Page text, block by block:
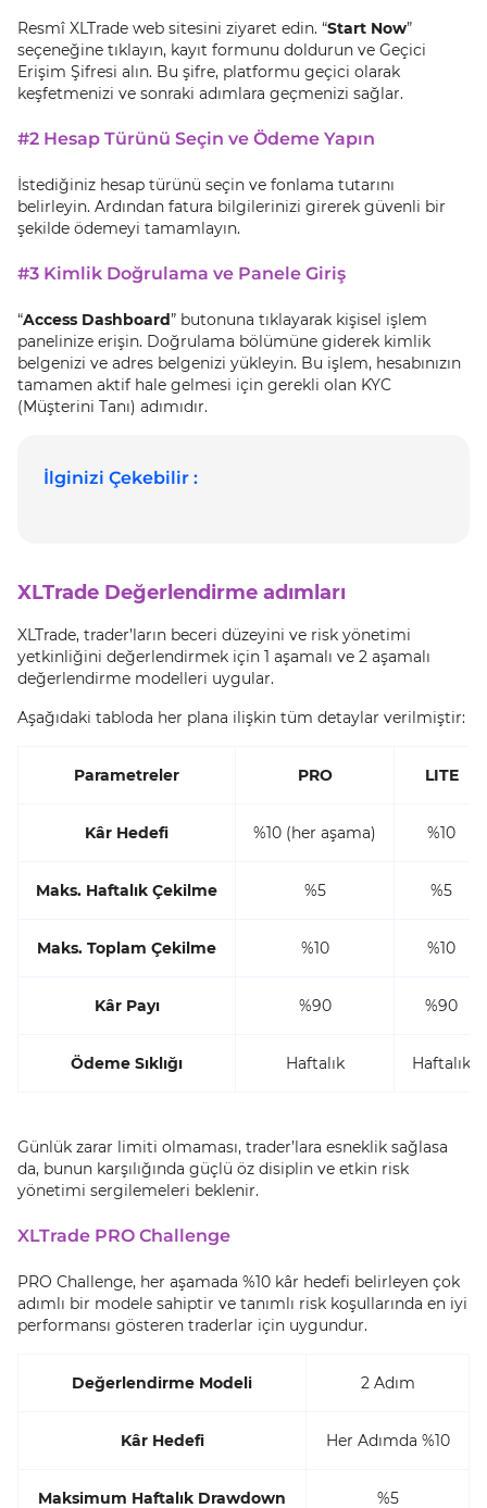
Resmî XLTrade web sitesini ziyaret edin. “Start Now”
seçeneğine tıklayın, kayıt formunu doldurun ve Geçici
Erişim Şifresi alın. Bu şifre, platformu geçici olarak
keşfetmenizi ve sonraki adımlara geçmenizi sağlar.
#2 Hesap Türünü Seçin ve Ödeme Yapın
İstediğiniz hesap türünü seçin ve fonlama tutarını
belirleyin. Ardından fatura bilgilerinizi girerek güvenli bir
şekilde ödemeyi tamamlayın.
#3 Kimlik Doğrulama ve Panele Giriş
“Access Dashboard” butonuna tıklayarak kişisel işlem
panelinize erişin. Doğrulama bölümüne giderek kimlik
belgenizi ve adres belgenizi yükleyin. Bu işlem, hesabınızın
tamamen aktif hale gelmesi için gerekli olan KYC
(Müşterini Tanı) adımıdır.
İlginizi Çekebilir :
XLTrade Değerlendirme adımları
XLTrade, trader’ların beceri düzeyini ve risk yönetimi
yetkinliğini değerlendirmek için 1 aşamalı ve 2 aşamalı
değerlendirme modelleri uygular.
Aşağıdaki tabloda her plana ilişkin tüm detaylar verilmiştir:
Parametreler PRO LITE
Kâr Hedefi %10 (her aşama) %10
Maks. Haftalık Çekilme %5 %5
Maks. Toplam Çekilme %10 %10
Kâr Payı %90 %90
Ödeme Sıklığı Haftalık Haftalık
Günlük zarar limiti olmaması, trader’lara esneklik sağlasa
da, bunun karşılığında güçlü öz disiplin ve etkin risk
yönetimi sergilemeleri beklenir.
XLTrade PRO Challenge
PRO Challenge, her aşamada %10 kâr hedefi belirleyen çok
adımlı bir modele sahiptir ve tanımlı risk koşullarında en iyi
performansı gösteren traderlar için uygundur.
Değerlendirme Modeli 2 Adım
Kâr Hedefi Her Adımda %10
Maksimum Haftalık Drawdown %5